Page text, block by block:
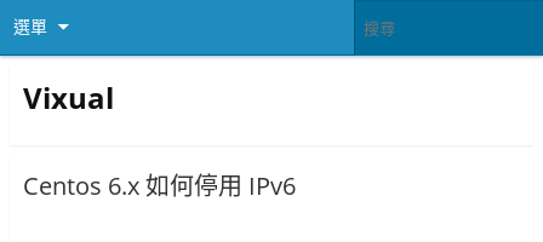
選單
Vixual
Centos 6.x 如何停用 IPv6